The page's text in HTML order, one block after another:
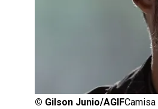
© Gilson Junio/AGIF